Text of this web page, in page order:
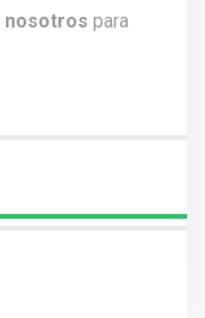
nosotros para